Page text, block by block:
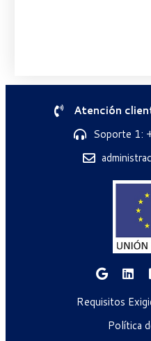
Atención
Soporte 1:
Requisitos
Política